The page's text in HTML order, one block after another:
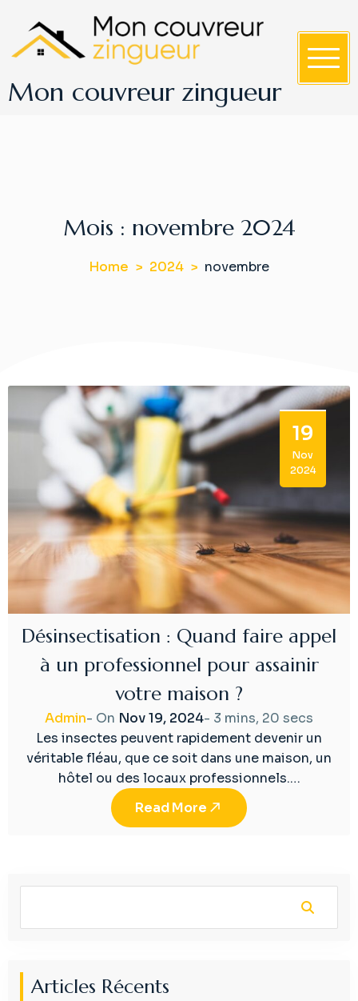
Mon couvreur zingueur
Mois : novembre 2024
Home 2024 novembre
19
Nov
2024
Désinsectisation : Quand faire appel
à un professionnel pour assainir
votre maison ?
Admin- On Nov 19, 2024- 3 mins, 20 secs
Les insectes peuvent rapidement devenir un
véritable fléau, que ce soit dans une maison, un
hôtel ou des locaux professionnels.…
Read More
Articles Récents